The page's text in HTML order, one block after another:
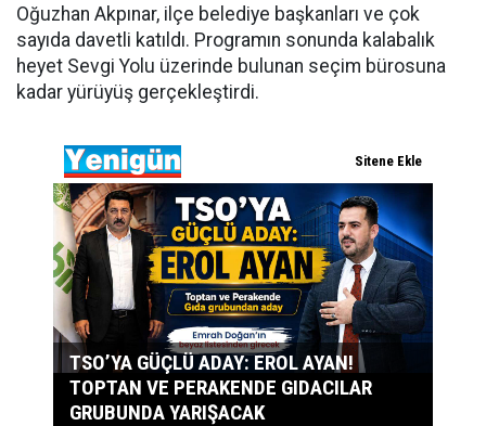
Oğuzhan Akpınar, ilçe belediye başkanları ve çok
sayıda davetli katıldı. Programın sonunda kalabalık
heyet Sevgi Yolu üzerinde bulunan seçim bürosuna
kadar yürüyüş gerçekleştirdi.